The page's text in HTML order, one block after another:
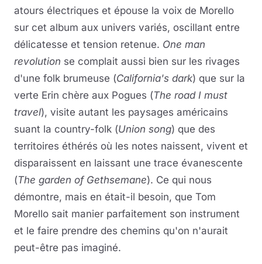
atours électriques et épouse la voix de Morello
sur cet album aux univers variés, oscillant entre
délicatesse et tension retenue. One man
revolution se complait aussi bien sur les rivages
d'une folk brumeuse (California's dark) que sur la
verte Erin chère aux Pogues (The road I must
travel), visite autant les paysages américains
suant la country-folk (Union song) que des
territoires éthérés où les notes naissent, vivent et
disparaissent en laissant une trace évanescente
(The garden of Gethsemane). Ce qui nous
démontre, mais en était-il besoin, que Tom
Morello sait manier parfaitement son instrument
et le faire prendre des chemins qu'on n'aurait
peut-être pas imaginé.